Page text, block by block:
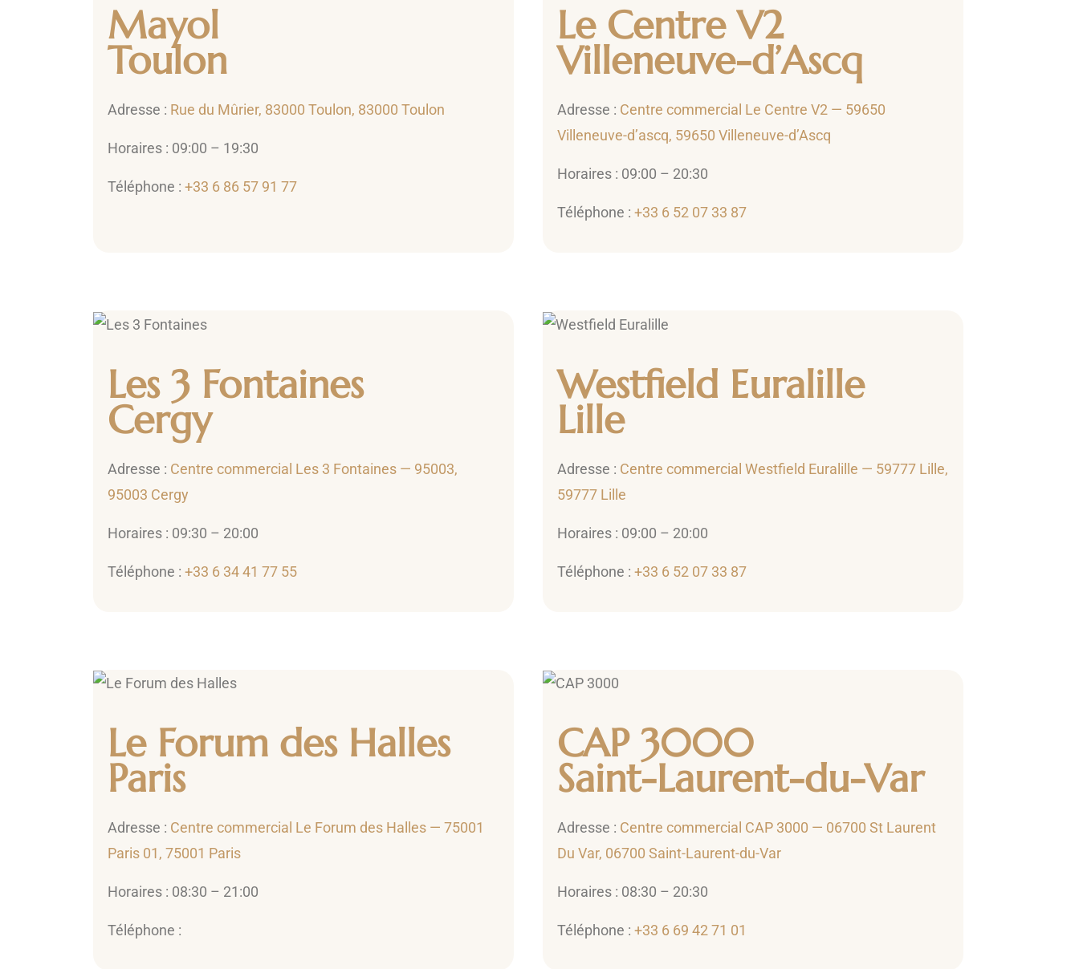
Mayol
Toulon
Adresse : Rue du Mûrier, 83000 Toulon, 83000 Toulon
Horaires : 09:00 – 19:30
Téléphone : +33 6 86 57 91 77
Le Centre V2
Villeneuve-d’Ascq
Adresse : Centre commercial Le Centre V2 — 59650
Villeneuve-d’ascq, 59650 Villeneuve-d’Ascq
Horaires : 09:00 – 20:30
Téléphone : +33 6 52 07 33 87
Les 3 Fontaines
Cergy
Adresse : Centre commercial Les 3 Fontaines — 95003,
95003 Cergy
Horaires : 09:30 – 20:00
Téléphone : +33 6 34 41 77 55
Westfield Euralille
Lille
Adresse : Centre commercial Westfield Euralille — 59777 Lille,
59777 Lille
Horaires : 09:00 – 20:00
Téléphone : +33 6 52 07 33 87
Le Forum des Halles
Paris
Adresse : Centre commercial Le Forum des Halles — 75001
Paris 01, 75001 Paris
Horaires : 08:30 – 21:00
Téléphone :
CAP 3000
Saint-Laurent-du-Var
Adresse : Centre commercial CAP 3000 — 06700 St Laurent
Du Var, 06700 Saint-Laurent-du-Var
Horaires : 08:30 – 20:30
Téléphone : +33 6 69 42 71 01